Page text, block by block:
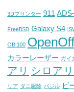
3Dプリンター 911
FreeBSD Galaxy S4
OBI100
カラーレーザー ガイ
アリ シロア
リア ダニ駆除 バジル ビ